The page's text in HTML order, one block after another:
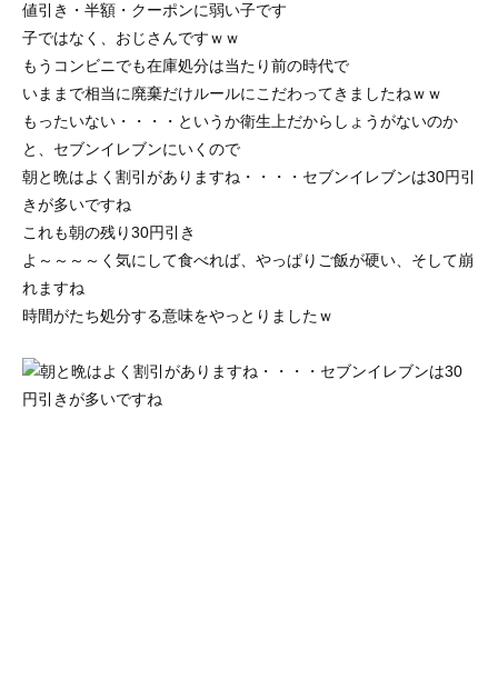
値引き・半額・クーポンに弱い子です
子ではなく、おじさんですｗｗ
もうコンビニでも在庫処分は当たり前の時代で
いままで相当に廃棄だけルールにこだわってきましたねｗｗ
もったいない・・・・というか衛生上だからしょうがないのか
と、セブンイレブンにいくので
朝と晩はよく割引がありますね・・・・セブンイレブンは30円引
きが多いですね
これも朝の残り30円引き
よ～～～～く気にして食べれば、やっぱりご飯が硬い、そして崩
れますね
時間がたち処分する意味をやっとりましたｗ